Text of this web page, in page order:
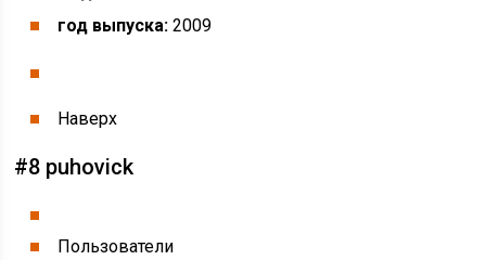
год выпуска: 2009
Наверх
#8 puhovick
Пользователи